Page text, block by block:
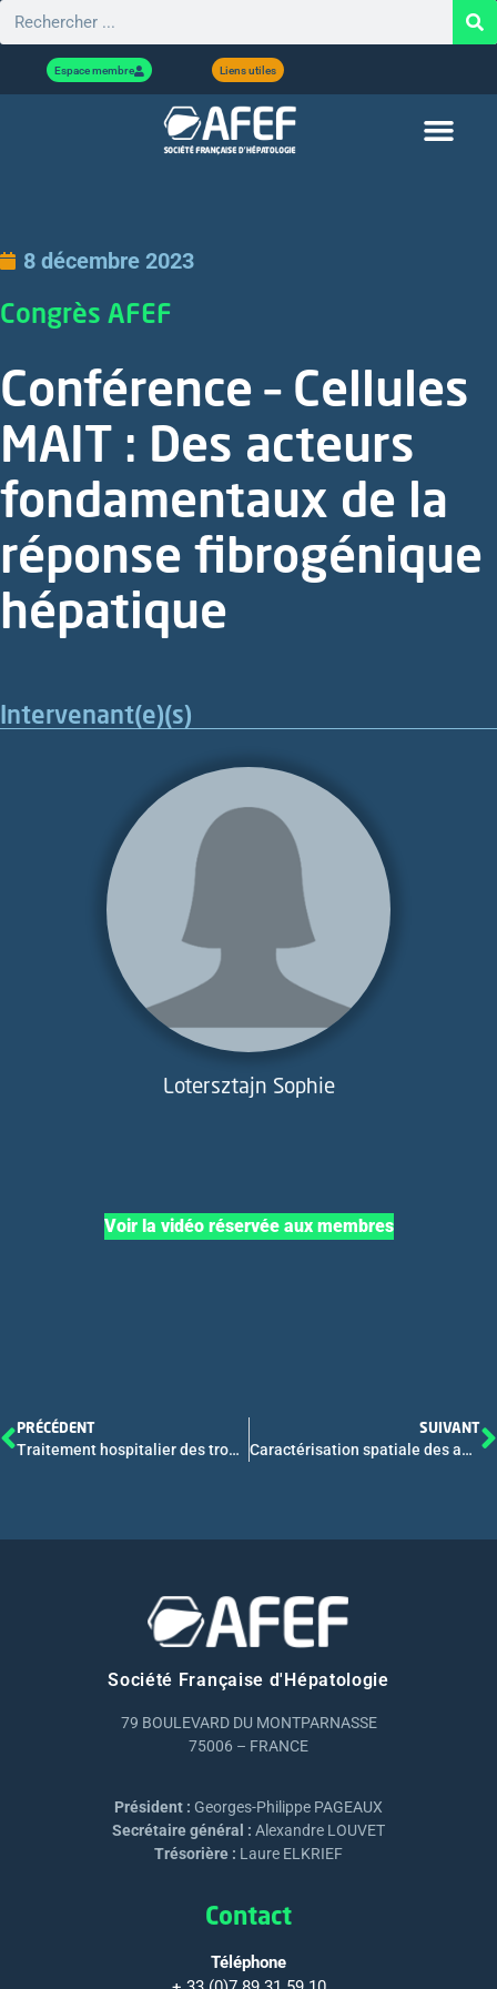
Espace membre Liens utiles
8 décembre 2023
Congrès AFEF
Conférence – Cellules
MAIT : Des acteurs
fondamentaux de la
réponse fibrogénique
hépatique
Intervenant(e)(s)
Lotersztajn Sophie
Voir la vidéo réservée aux membres
PRÉCÉDENT
Traitement hospitalier des troubles de l’usage de l’alcool après hépatite alcoolique aiguë sévère: étude rétrospective Nationale de survie entre 2012 et 2021
SUIVANT
Caractérisation spatiale des adénomes hépatocellulaires béta caténine mutés (b-HCA)
Société Française d'Hépatologie
79 BOULEVARD DU MONTPARNASSE
75006 – FRANCE
Président : Georges-Philippe PAGEAUX
Secrétaire général : Alexandre LOUVET
Trésorière : Laure ELKRIEF
Contact
Téléphone